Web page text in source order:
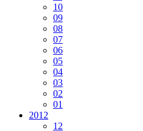
10
09
08
07
06
05
04
03
02
01
2012
12